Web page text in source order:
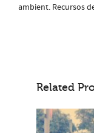
ambient. Recursos
Related